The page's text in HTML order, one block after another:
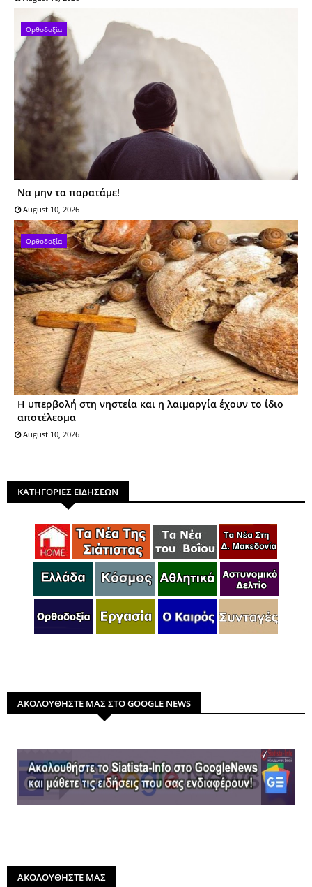
Ορθοδοξία
Να μην τα παρατάμε!
August 10, 2026
Ορθοδοξία
Η υπερβολή στη νηστεία και η λαιμαργία έχουν το ίδιο
αποτέλεσμα
August 10, 2026
ΚΑΤΗΓΟΡΙΕΣ ΕΙΔΗΣΕΩΝ
ΑΚΟΛΟΥΘΗΣΤΕ ΜΑΣ ΣΤΟ GOOGLE NEWS
ΑΚΟΛΟΥΘΗΣΤΕ ΜΑΣ